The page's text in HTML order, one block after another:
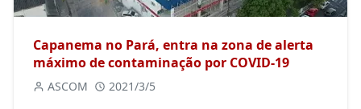
Capanema no Pará, entra na zona de alerta
máximo de contaminação por COVID-19
ASCOM 2021/3/5